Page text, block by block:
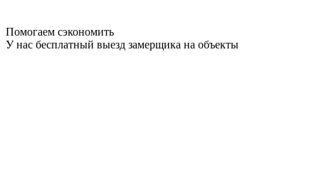
Помогаем сэкономить
У нас бесплатный выезд замерщика на объекты